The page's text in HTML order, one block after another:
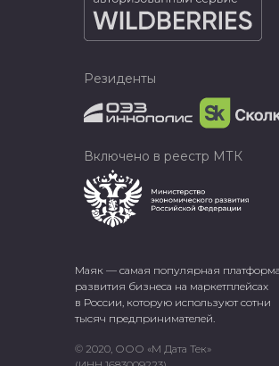
Маяк — самая популярная платформа
развития бизнеса на маркетплейсах
в России, которую используют сотни
тысяч предпринимателей.
© 2020, ООО «М Дата Тек»
Резиденты
Включено в реестр МТК